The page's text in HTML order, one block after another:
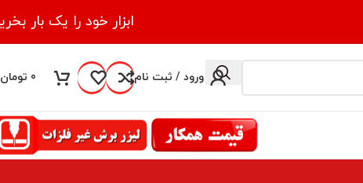
ابزار خود را یک بار
ورود / ثبت نام 0 تومان